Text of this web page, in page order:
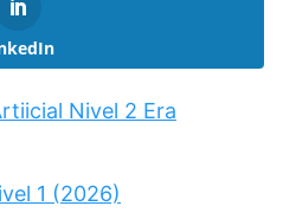
Nivel 2 Era
1 (2026)